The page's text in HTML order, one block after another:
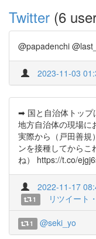
Twitter (6
@papadenchi
2023-11-03
➡ 国と自治体トップ
地方自治体の現場に
実際から（戸田善規
ンを接種してから
ね） https://t.co/
2022-11-17
1 リツイート
1 @seki_yo